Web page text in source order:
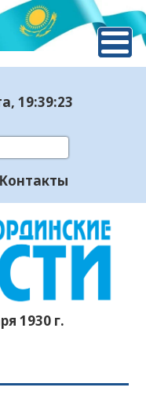
, 19:39:24
Контакты
1930 г.